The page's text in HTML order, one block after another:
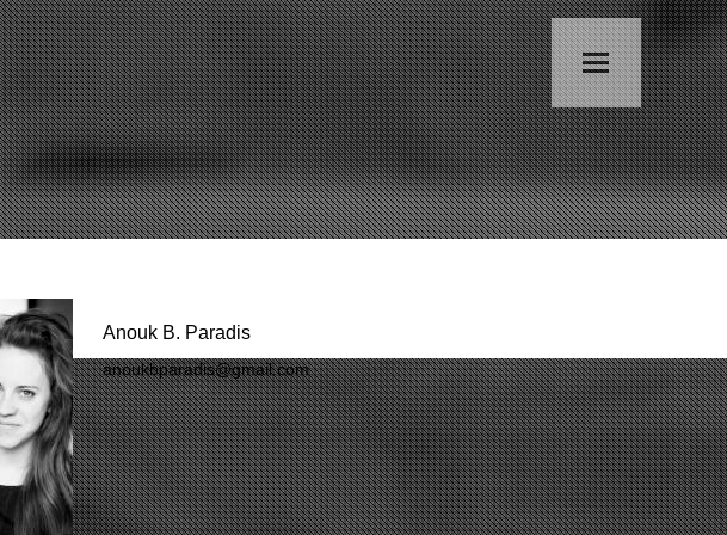
Anouk B. Paradis
anoukbparadis@gmail.com